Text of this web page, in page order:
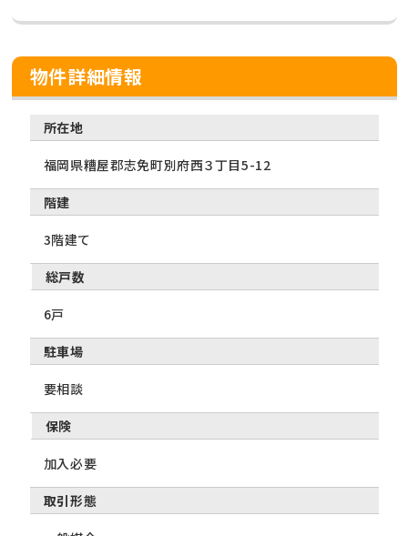
物件詳細情報
所在地
福岡県糟屋郡志免町別府西３丁目5-12
階建
3階建て
総戸数
6戸
駐車場
要相談
保険
加入必要
取引形態